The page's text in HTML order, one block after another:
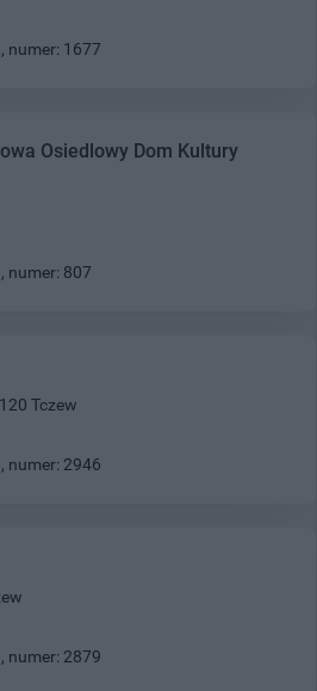
, numer: 1677
Osiedlowy Dom Kultury
, numer: 807
Tczew
, numer: 2946
, numer: 2879